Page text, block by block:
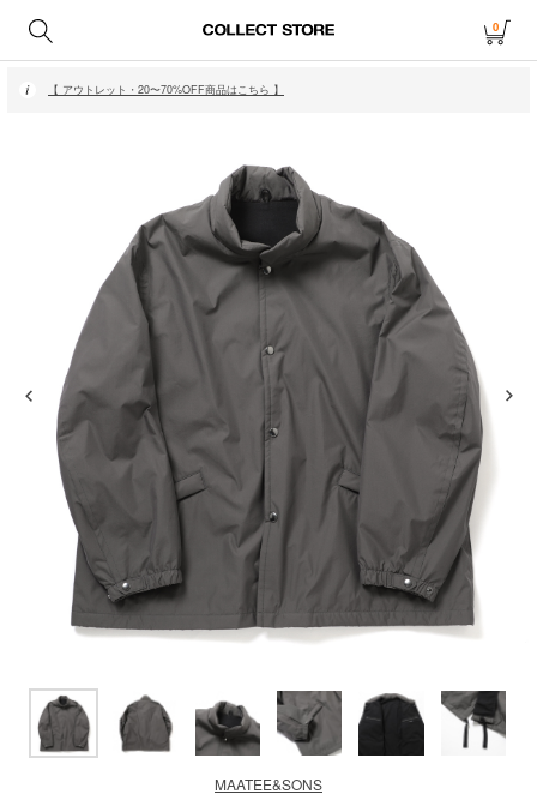
0
【 月〜金14時、土日祝12時までにご注文で当日発送・発送無休 】
【 アウトレット・20〜70%OFF商品はこちら 】
【 月〜金14時、土日祝12時までにご注文で当日発送・発送無休 】
MAATEE&SONS